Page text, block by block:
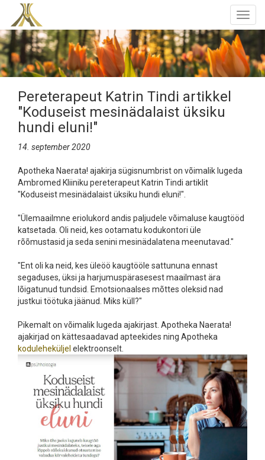
Pereterapeut Katrin Tindi artikkel
"Koduseist mesinädalaist üksiku
hundi eluni!"
14. september 2020
Apotheka Naerata! ajakirja sügisnumbrist on võimalik lugeda
Ambromed Kliiniku pereterapeut Katrin Tindi artiklit
"Koduseist mesinädalaist üksiku hundi eluni!".
"Ülemaailmne eriolukord andis paljudele võimaluse kaugtööd
katsetada. Oli neid, kes ootamatu kodukontori üle
rõõmustasid ja seda senini mesinädalatena meenutavad."
"Ent oli ka neid, kes üleöö kaugtööle sattununa ennast
segaduses, üksi ja harjumuspärasesest maailmast ära
lõigatunud tundsid. Emotsionaalses mõttes oleksid nad
justkui töötuka jäänud. Miks küll?"
Pikemalt on võimalik lugeda ajakirjast. Apotheka Naerata!
ajakirjad on kättesaadavad apteekides ning Apotheka
koduleheküljel elektroonselt.